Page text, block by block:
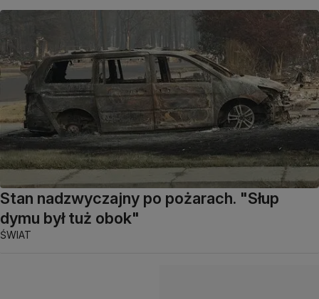
Stan nadzwyczajny po pożarach. "Słup
dymu był tuż obok"
ŚWIAT